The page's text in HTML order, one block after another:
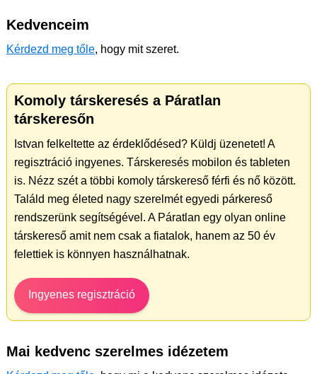
Kedvenceim
Kérdezd meg tőle, hogy mit szeret.
Komoly társkeresés a Páratlan
társkeresőn
Istvan felkeltette az érdeklődésed? Küldj üzenetet! A
regisztráció ingyenes. Társkeresés mobilon és tableten
is. Nézz szét a többi komoly társkereső férfi és nő között.
Találd meg életed nagy szerelmét egyedi párkereső
rendszerünk segítségével. A Páratlan egy olyan online
társkereső amit nem csak a fiatalok, hanem az 50 év
felettiek is könnyen használhatnak.
Ingyenes regisztráció
Mai kedvenc szerelmes idézetem